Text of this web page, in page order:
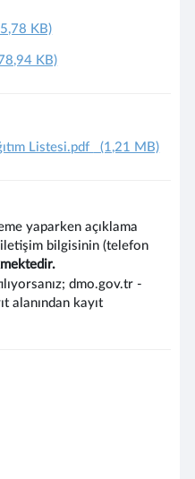
KB)
KB)
Listesi.pdf
(1,21 MB)
yaparken açıklama
iletişim bilgisinin (telefon
dmo.gov.tr -
alanından kayıt